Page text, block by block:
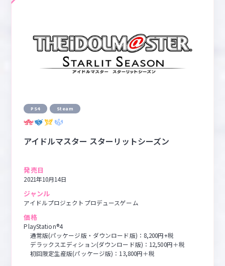
PS4 Steam
アイドルマスター スターリットシーズン
発売日
2021年10月14日
ジャンル
アイドルプロジェクトプロデュースゲーム
価格
PlayStation®4
通常版(パッケージ版・ダウンロード版)：8,200円+税
デラックスエディション(ダウンロード版)：12,500円＋税
初回限定生産版(パッケージ版)：13,800円＋税